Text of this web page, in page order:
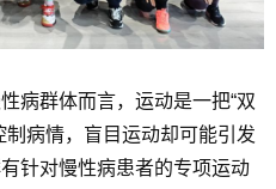
病群体而言，运动是一把“双
病情，盲目运动却可能引发
针对慢性病患者的专项运动